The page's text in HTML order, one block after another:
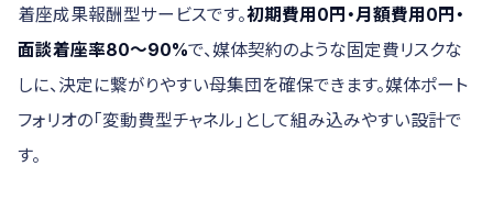
着座成果報酬型サービスです。初期費用0円・月額費用0円・
面談着座率80〜90%で、媒体契約のような固定費リスクな
しに、決定に繋がりやすい母集団を確保できます。媒体ポート
フォリオの「変動費型チャネル」として組み込みやすい設計で
す。